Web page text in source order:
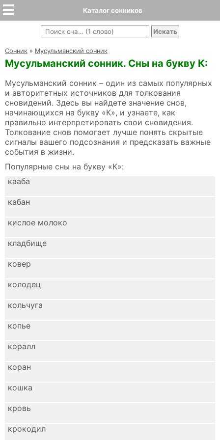
Каталог сонников
Cонник » Мусульманский сонник
Мусульманский сонник. Сны на букву К:
Мусульманский сонник – один из самых популярных
и авторитетных источников для толкования
сновидений. Здесь вы найдете значение снов,
начинающихся на букву «К», и узнаете, как
правильно интерпретировать свои сновидения.
Толкование снов помогает лучше понять скрытые
сигналы вашего подсознания и предсказать важные
события в жизни.
Популярные сны на букву «К»:
кааба
кабан
кислое молоко
кладбище
ковер
колодец
кольчуга
копье
коралл
коран
кошка
кровь
крокодил